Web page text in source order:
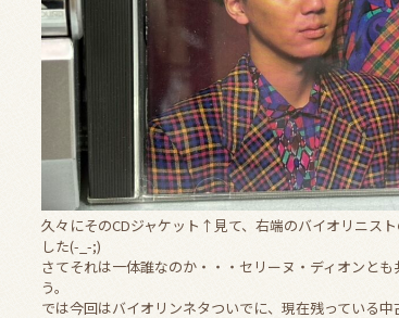
久々にそのCDジャケット↑見て、右端のバイオリニス
した(-_-;)
さてそれは一体誰なのか・・・セリーヌ・ディオンと
う。
では今回はバイオリンネタついでに、現在残っている